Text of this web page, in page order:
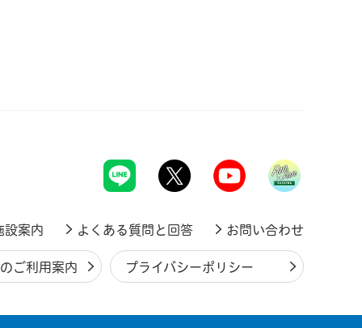
設案内 よくある質問と回答 お問い合わせ
ご利用案内 プライバシーポリシー